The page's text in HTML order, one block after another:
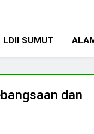
LDII SUMUT
dan